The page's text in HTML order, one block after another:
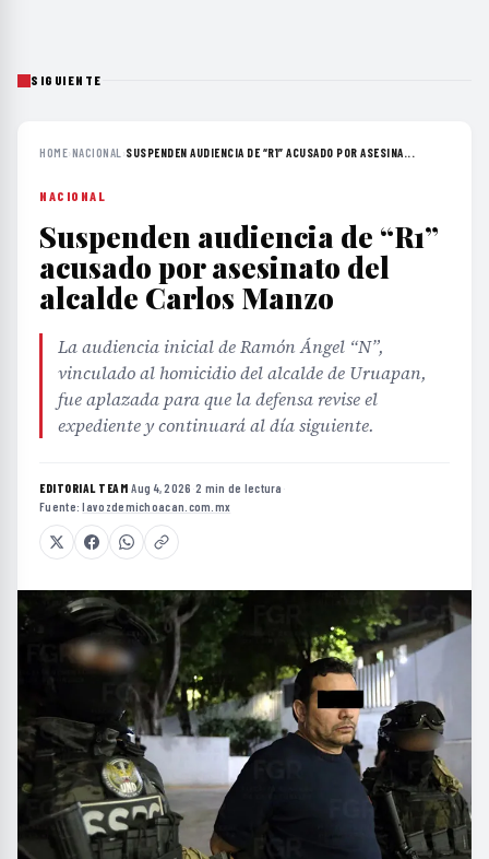
SIGUIENTE
HOME›NACIONAL ›SUSPENDEN AUDIENCIA DE “R1” ACUSADO POR ASESINA...
NACIONAL
Suspenden audiencia de “R1”
acusado por asesinato del
alcalde Carlos Manzo
La audiencia inicial de Ramón Ángel “N”,
vinculado al homicidio del alcalde de Uruapan,
fue aplazada para que la defensa revise el
expediente y continuará al día siguiente.
EDITORIAL TEAM·Aug 4, 2026 ·2 min de lectura ·
Fuente:lavozdemichoacan.com.mx